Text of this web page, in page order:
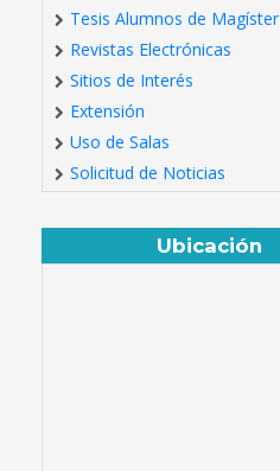
Tesis Alumnos de Magíster
Revistas Electrónicas
Sitios de Interés
Extensión
Uso de Salas
Solicitud de Noticias
Ubicación